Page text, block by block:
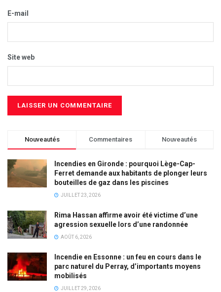
E-mail
Site web
Nouveautés Commentaires Nouveautés
Incendies en Gironde : pourquoi Lège-Cap-
Ferret demande aux habitants de plonger leurs
bouteilles de gaz dans les piscines
JUILLET 23, 2026
Rima Hassan affirme avoir été victime d’une
agression sexuelle lors d’une randonnée
AOÛT 6, 2026
Incendie en Essonne : un feu en cours dans le
parc naturel du Perray, d’importants moyens
mobilisés
JUILLET 29, 2026